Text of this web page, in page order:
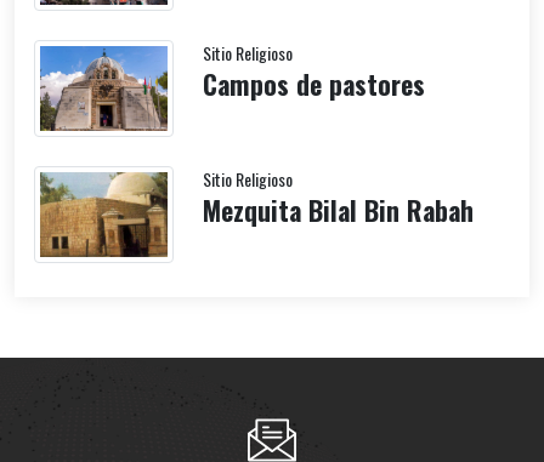
Sitio Religioso
Campos de pastores
Sitio Religioso
Mezquita Bilal Bin Rabah